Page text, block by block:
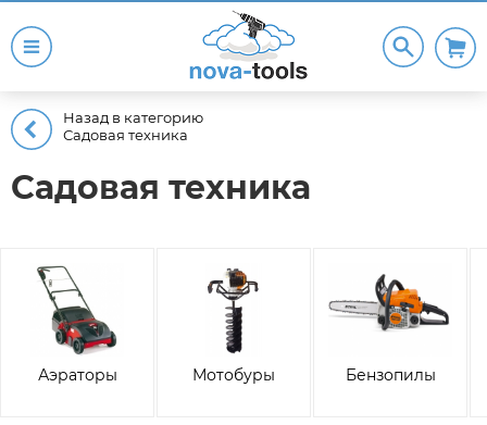
Назад в категорию
Садовая техника
Садовая техника
Аэраторы Мотобуры Бензопилы